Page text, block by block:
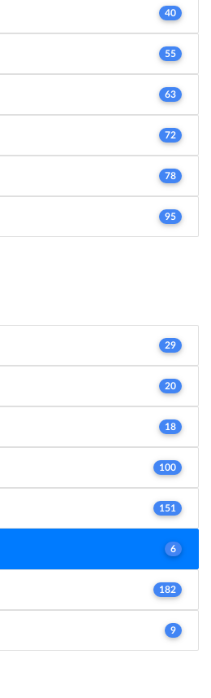
40
55
63
72
78
95
29
20
18
100
151
6
182
9